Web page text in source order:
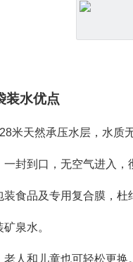
装水优点
米天然承压水层，水质
一封到口，无空气进入，
食品及专用复合膜，杜
泉水。
人和儿童也可轻松更换。